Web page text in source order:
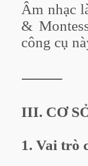
Âm nhạc
&
công cụ
⸻
III. CƠ
1. Vai trò